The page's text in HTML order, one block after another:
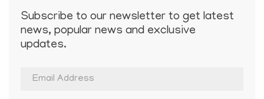
Subscribe to our newsletter to get latest
news, popular news and exclusive
updates.